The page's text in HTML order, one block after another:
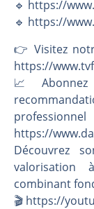
🔹 https://
🔹 https://
👉️ Visitez
https://
📈 Abonnez
https://
Découvrez
valorisation
combinant
🎬️ https://